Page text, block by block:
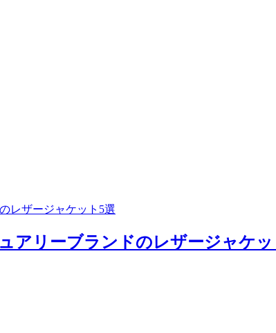
レザージャケット5選
アリーブランドのレザージャケ